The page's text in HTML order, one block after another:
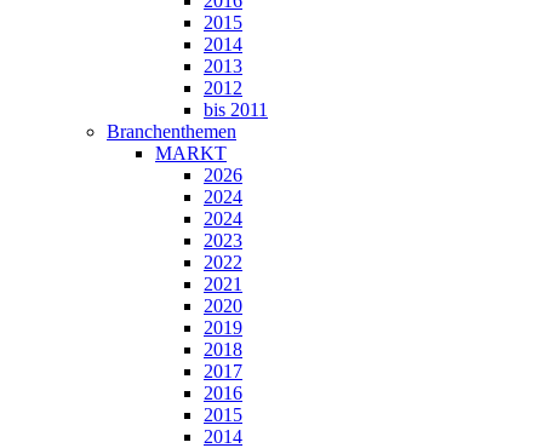
2015
2014
2013
2012
bis 2011
Branchenthemen
MARKT
2026
2024
2024
2023
2022
2021
2020
2019
2018
2017
2016
2015
2014